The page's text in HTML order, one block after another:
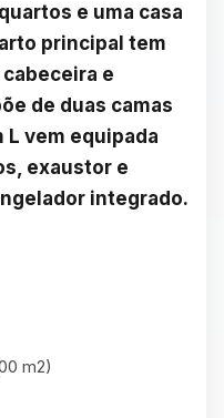
e uma casa
principal tem
e
de duas camas
L vem equipada
exaustor e
integrado.
m2)